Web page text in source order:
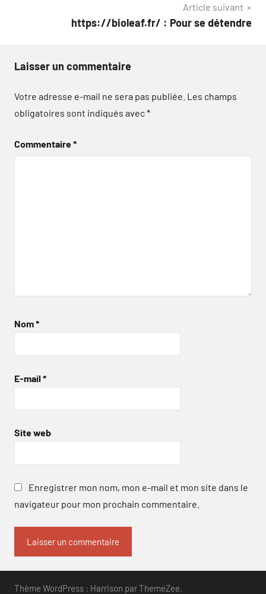
Article suivant
https://bioleaf.fr/ : Pour se détendre
Laisser un commentaire
Votre adresse e-mail ne sera pas publiée. Les champs
obligatoires sont indiqués avec*
Commentaire*
Nom*
E-mail *
Site web
Enregistrer mon nom, mon e-mail et mon site dans le
navigateur pour mon prochain commentaire.
Thème WordPress : Harrison par ThemeZee.